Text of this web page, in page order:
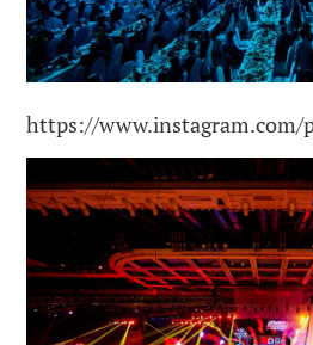
https://www.instagram.com/